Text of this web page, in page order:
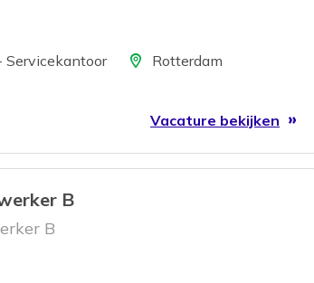
ServicekantoorLocatieRotterdam
Vacature bekijken
B
B